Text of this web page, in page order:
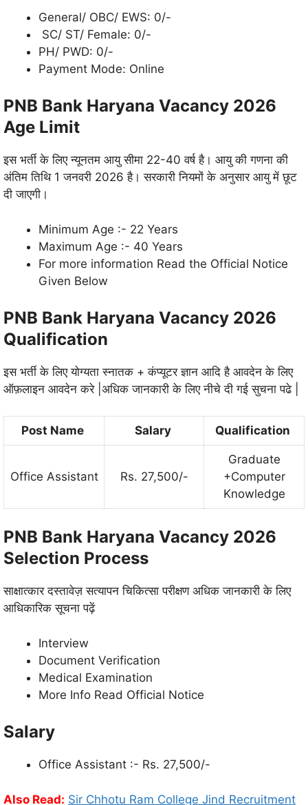
General/ OBC/ EWS: 0/-
SC/ ST/ Female: 0/-
PH/ PWD: 0/-
Payment Mode: Online
PNB Bank Haryana Vacancy 2026
Age Limit
इस भर्ती के लिए न्यूनतम आयु सीमा 22-40 वर्ष है। आयु की गणना की
अंतिम तिथि 1 जनवरी 2026 है। सरकारी नियमों के अनुसार आयु में छूट
दी जाएगी।
Minimum Age :- 22 Years
Maximum Age :- 40 Years
For more information Read the Official Notice
Given Below
PNB Bank Haryana Vacancy 2026
Qualification
इस भर्ती के लिए योग्यतास्नातक + कंप्यूटर ज्ञान आदि है आवदेन के लिए
ऑफ़लाइन आवदेन करे |अधिक जानकारी के लिए नीचे दी गई सुचना पढे |
Post Name Salary Qualification
Office Assistant Rs. 27,500/-
Graduate
+Computer
Knowledge
PNB Bank Haryana Vacancy 2026
Selection Process
साक्षात्कार दस्तावेज़ सत्यापन चिकित्सा परीक्षण अधिक जानकारी के लिए
आधिकारिक सूचना पढ़ें
Interview
Document Verification
Medical Examination
More Info Read Official Notice
Salary
Office Assistant :- Rs. 27,500/-
Also Read: Sir Chhotu Ram College Jind Recruitment